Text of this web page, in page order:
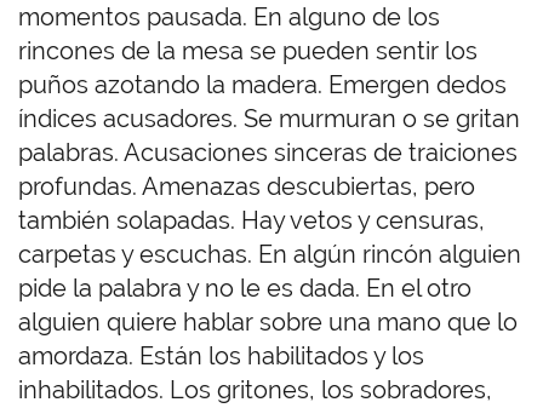
momentos pausada. En alguno de los
rincones de la mesa se pueden sentir los
puños azotando la madera. Emergen dedos
índices acusadores. Se murmuran o se gritan
palabras. Acusaciones sinceras de traiciones
profundas. Amenazas descubiertas, pero
también solapadas. Hay vetos y censuras,
carpetas y escuchas. En algún rincón alguien
pide la palabra y no le es dada. En el otro
alguien quiere hablar sobre una mano que lo
amordaza. Están los habilitados y los
inhabilitados. Los gritones, los sobradores,